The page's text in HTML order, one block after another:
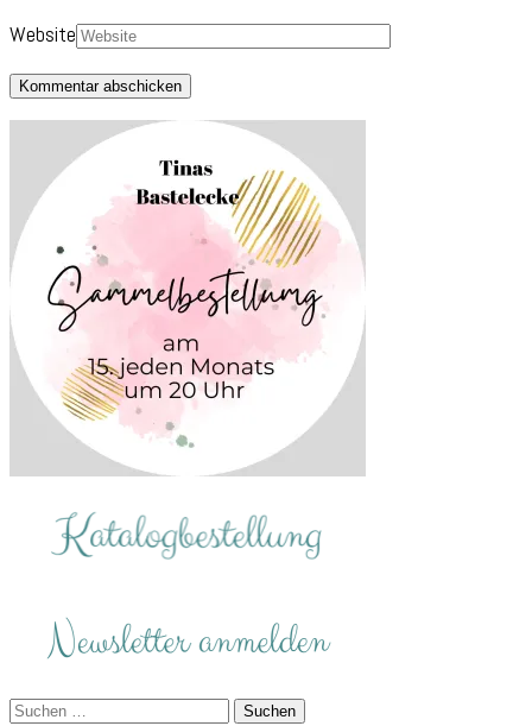
Website
Suchen